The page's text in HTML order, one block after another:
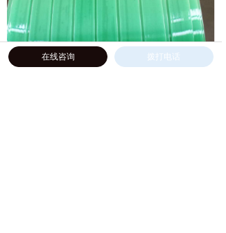
在线咨询 拨打电话